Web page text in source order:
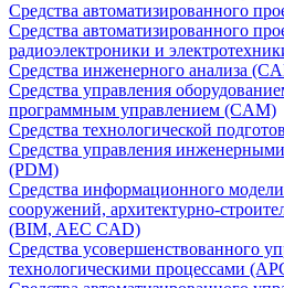
Средства автоматизированного
Средства автоматизированного
радиоэлектроники и
Средства инженерного анализа
Средства управления
программным управлением (CAM)
Средства технологической
Средства управления
(PDM)
Средства информационного
сооружений, архитектурно-
(BIM, AEC CAD)
Средства усовершенствованного
технологическими процессами